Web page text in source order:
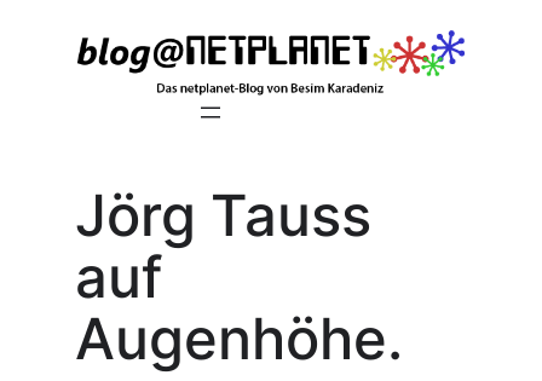
Jörg Tauss
auf
Augenhöhe.